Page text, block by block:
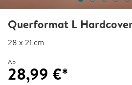
Querformat L
28 x 21 cm
Ab
28,99 €*